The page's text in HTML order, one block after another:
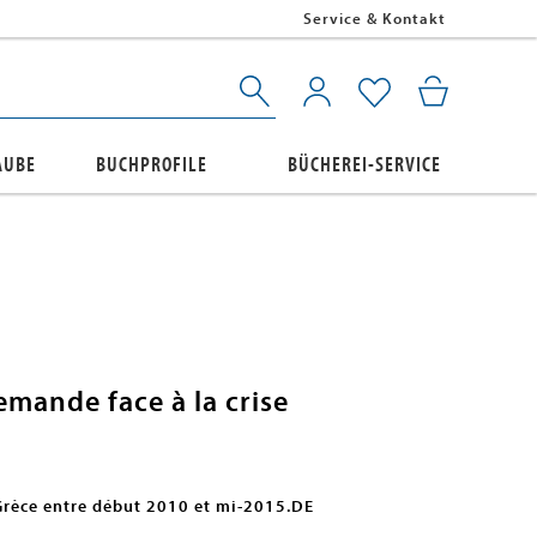
Service & Kontakt
BUCHPROFILE BÜCHEREI-SERVICE
face à la crise
entre début 2010 et mi-2015.DE